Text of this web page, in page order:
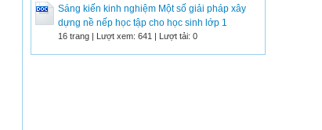
Sáng kiến kinh nghiệm Một số giải pháp xây
dựng nề nếp học tập cho học sinh lớp 1
16 trang | Lượt xem: 641 | Lượt tải: 0